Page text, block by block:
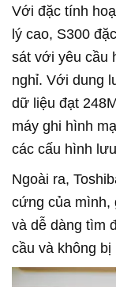
Với đặc tính
lý cao, S300
sát với yêu cầu
nghỉ. Với dung
dữ liệu đạt
máy ghi hình
các cấu hình
Ngoài ra,
cứng của mình,
và dễ dàng tìm
cầu và không